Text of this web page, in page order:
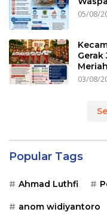
05/08/
03/08/
Popular Tags
Ahmad Luthfi
anom widiyantoro